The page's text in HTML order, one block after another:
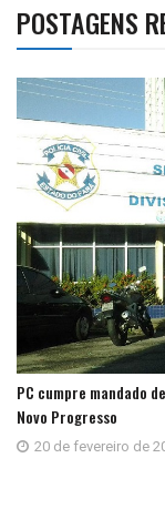
POSTAGENS
PC cumpre mandado
Novo Progresso
20 de fevereiro de